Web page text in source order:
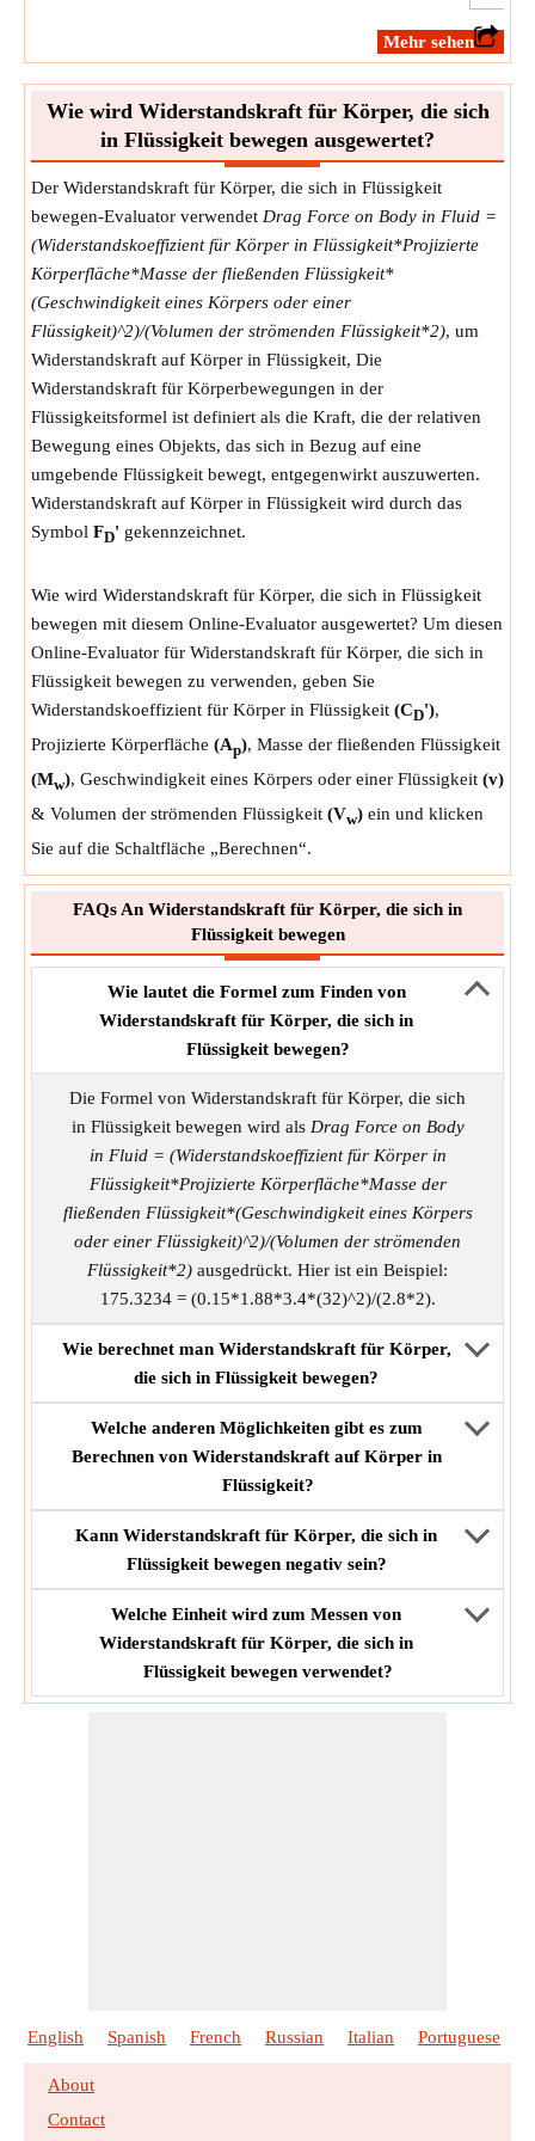
​Mehr sehen
Wie wird Widerstandskraft für Körper, die sich
in Flüssigkeit bewegen ausgewertet?
Der Widerstandskraft für Körper, die sich in Flüssigkeit
bewegen-Evaluator verwendet Drag Force on Body in Fluid =
(Widerstandskoeffizient für Körper in Flüssigkeit*Projizierte
Körperfläche*Masse der fließenden Flüssigkeit*
(Geschwindigkeit eines Körpers oder einer
Flüssigkeit)^2)/(Volumen der strömenden Flüssigkeit*2), um
Widerstandskraft auf Körper in Flüssigkeit, Die
Widerstandskraft für Körperbewegungen in der
Flüssigkeitsformel ist definiert als die Kraft, die der relativen
Bewegung eines Objekts, das sich in Bezug auf eine
umgebende Flüssigkeit bewegt, entgegenwirkt auszuwerten.
Widerstandskraft auf Körper in Flüssigkeit wird durch das
Symbol FD' gekennzeichnet.
Wie wird Widerstandskraft für Körper, die sich in Flüssigkeit
bewegen mit diesem Online-Evaluator ausgewertet? Um diesen
Online-Evaluator für Widerstandskraft für Körper, die sich in
Flüssigkeit bewegen zu verwenden, geben Sie
Widerstandskoeffizient für Körper in Flüssigkeit (CD'),
Projizierte Körperfläche (Ap), Masse der fließenden Flüssigkeit
(Mw), Geschwindigkeit eines Körpers oder einer Flüssigkeit (v)
& Volumen der strömenden Flüssigkeit (Vw) ein und klicken
Sie auf die Schaltfläche „Berechnen“.
FAQs An Widerstandskraft für Körper, die sich in
Flüssigkeit bewegen
Wie lautet die Formel zum Finden von
Widerstandskraft für Körper, die sich in
Flüssigkeit bewegen?
Die Formel von Widerstandskraft für Körper, die sich
in Flüssigkeit bewegen wird als Drag Force on Body
in Fluid = (Widerstandskoeffizient für Körper in
Flüssigkeit*Projizierte Körperfläche*Masse der
fließenden Flüssigkeit*(Geschwindigkeit eines Körpers
oder einer Flüssigkeit)^2)/(Volumen der strömenden
Flüssigkeit*2) ausgedrückt. Hier ist ein Beispiel:
175.3234 = (0.15*1.88*3.4*(32)^2)/(2.8*2).
Wie berechnet man Widerstandskraft für Körper,
die sich in Flüssigkeit bewegen?
Welche anderen Möglichkeiten gibt es zum
Berechnen von Widerstandskraft auf Körper in
Flüssigkeit?
Kann Widerstandskraft für Körper, die sich in
Flüssigkeit bewegen negativ sein?
Welche Einheit wird zum Messen von
Widerstandskraft für Körper, die sich in
Flüssigkeit bewegen verwendet?
English Spanish French Russian Italian Portuguese
About
Contact